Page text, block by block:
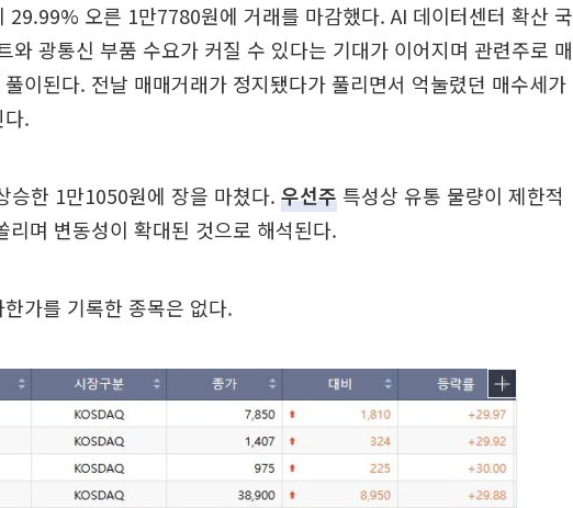
29.99% 오른 1만7780원에 거래를 마감했다. AI 데이터센터 확산 국
와 광통신 부품 수요가 커질 수 있다는 기대가 이어지며 관련주로 매
이된다. 전날 매매거래가 정지됐다가 풀리면서 억눌렸던 매수세가
.
승한 1만1050원에 장을 마쳤다. 우선주 특성상 유통 물량이 제한적
리며 변동성이 확대된 것으로 해석된다.
가를 기록한 종목은 없다.